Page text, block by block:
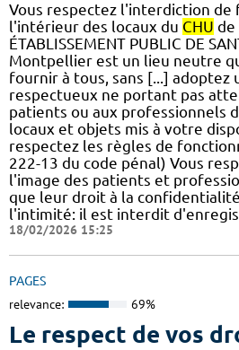
Vous respectez l'interdiction de
l'intérieur des locaux du CHU
ÉTABLISSEMENT PUBLIC DE
Montpellier est un lieu neutre
fournir à tous, sans [...]
respectueux ne portant pas
patients ou aux professionnels
locaux et objets mis à votre
respectez les règles de
222-13 du code pénal) Vous
l'image des patients et
que leur droit à la
l'intimité: il est interdit
18/02/2026 15:25
PAGES
relevance: 69%
Le respect de vos